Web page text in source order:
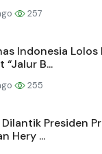
257
Indonesia Lolos
B...
255
Presiden
Hery ...